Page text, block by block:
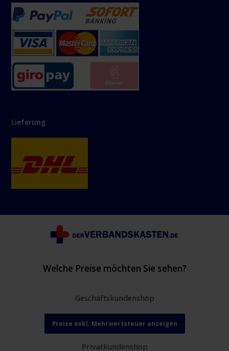
Lieferung
Welche Preise möchten Sie sehen?
Geschäftskundenshop
Preise exkl. Mehrwertsteuer anzeigen
Privatkundenshop